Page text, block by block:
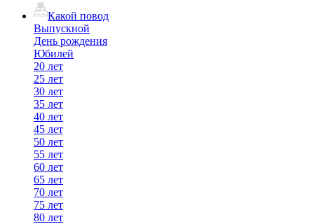
Какой повод
Выпускной
День рождения
Юбилей
20 лет
25 лет
30 лет
35 лет
40 лет
45 лет
50 лет
55 лет
60 лет
65 лет
70 лет
75 лет
80 лет